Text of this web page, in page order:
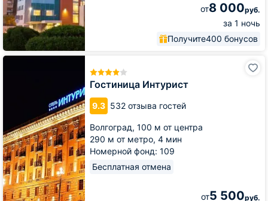
от8 000руб.
за 1 ночь
Получите400 бонусов
Гостиница Интурист
9.3 532 отзыва гостей
Волгоград, 100 м от центра
290 м от метро, 4 мин
Номерной фонд: 109
Бесплатная отмена
от5 500руб.
Гостиница